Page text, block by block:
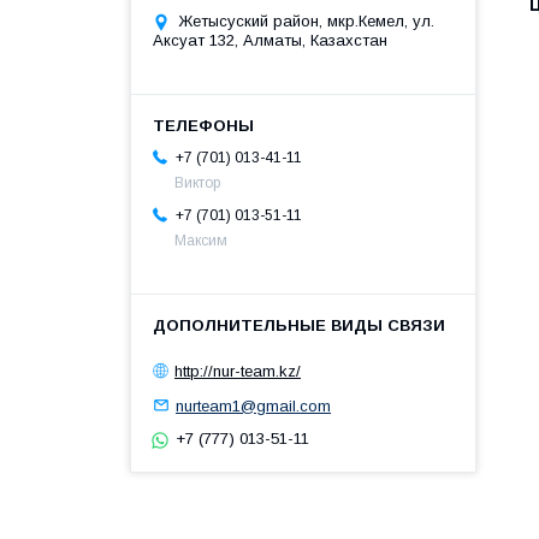
Жетысуский район, мкр.Кемел, ул.
Аксуат 132, Алматы, Казахстан
+7 (701) 013-41-11
Виктор
+7 (701) 013-51-11
Максим
http://nur-team.kz/
nurteam1@gmail.com
+7 (777) 013-51-11